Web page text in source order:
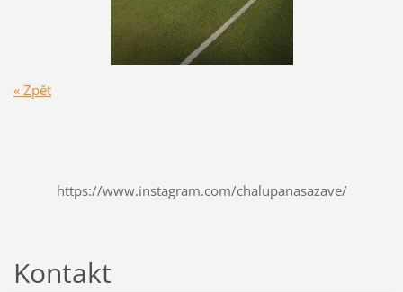
« Zpět
https://www.instagram.com/chalupanasazave/
Kontakt